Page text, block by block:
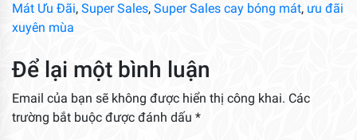
Mát Ưu Đãi, Super Sales, Super Sales cay bóng mát, ưu đãi
xuyên mùa
Để lại một bình luận
Email của bạn sẽ không được hiển thị công khai. Các
trường bắt buộc được đánh dấu *